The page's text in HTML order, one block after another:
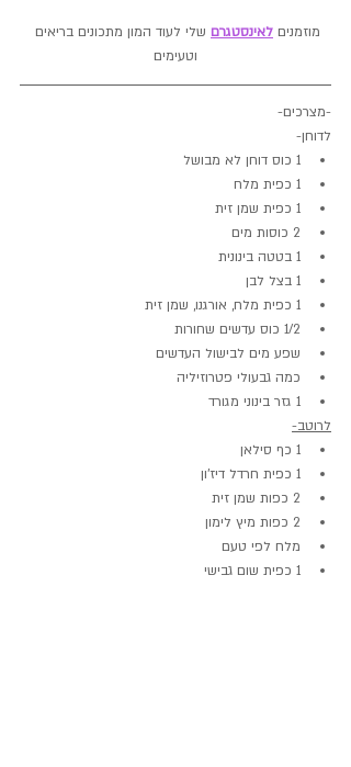
מוזמנים לאינסטגרם שלי לעוד המון מתכונים בריאים
וטעימים
-מצרכים-
לדוחן-
1 כוס דוחן לא מבושל
1 כפית מלח
1 כפית שמן זית
2 כוסות מים
1 בטטה בינונית
1 בצל לבן
1 כפית מלח, אורגנו, שמן זית
1/2 כוס עדשים שחורות
שפע מים לבישול העדשים
כמה גבעולי פטרוזיליה
1 גזר בינוני מגורד
לרוטב-
1 כף סילאן
1 כפית חרדל דיז'ון
2 כפות שמן זית
2 כפות מיץ לימון
מלח לפי טעם
1 כפית שום גבישי